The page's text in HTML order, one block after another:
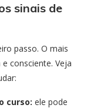
sinais de
passo. O mais
consciente. Veja
curso: ele pode